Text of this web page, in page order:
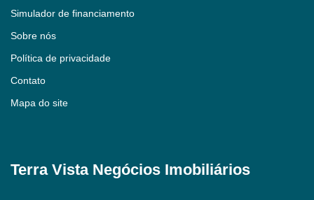
Simulador de financiamento
Sobre nós
Política de privacidade
Contato
Mapa do site
Terra Vista Negócios Imobiliários